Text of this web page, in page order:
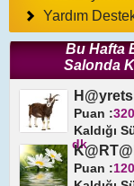
Yardım
Bu Hafta
Salonda
Puan :
Kaldığı
dk
Puan :